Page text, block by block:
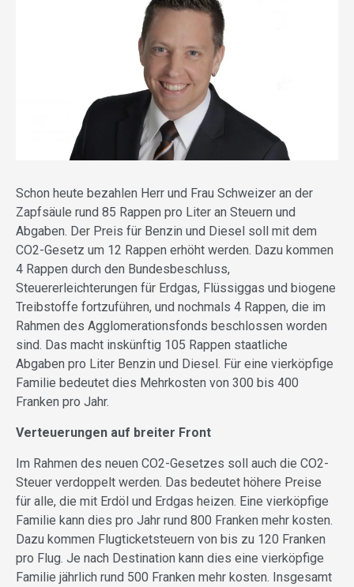
Schon heute bezahlen Herr und Frau Schweizer an der
Zapfsäule rund 85 Rappen pro Liter an Steuern und
Abgaben. Der Preis für Benzin und Diesel soll mit dem
CO2-Gesetz um 12 Rappen erhöht werden. Dazu kommen
4 Rappen durch den Bundesbeschluss,
Steuererleichterungen für Erdgas, Flüssiggas und biogene
Treibstoffe fortzuführen, und nochmals 4 Rappen, die im
Rahmen des Agglomerationsfonds beschlossen worden
sind. Das macht inskünftig 105 Rappen staatliche
Abgaben pro Liter Benzin und Diesel. Für eine vierköpfige
Familie bedeutet dies Mehrkosten von 300 bis 400
Franken pro Jahr.
Verteuerungen auf breiter Front
Im Rahmen des neuen CO2-Gesetzes soll auch die CO2-
Steuer verdoppelt werden. Das bedeutet höhere Preise
für alle, die mit Erdöl und Erdgas heizen. Eine vierköpfige
Familie kann dies pro Jahr rund 800 Franken mehr kosten.
Dazu kommen Flugticketsteuern von bis zu 120 Franken
pro Flug. Je nach Destination kann dies eine vierköpfige
Familie jährlich rund 500 Franken mehr kosten. Insgesamt